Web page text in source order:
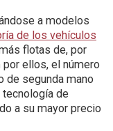
a modelos
de los vehículos
flotas de, por
por ellos, el número
de segunda mano
tecnología de
a su mayor precio